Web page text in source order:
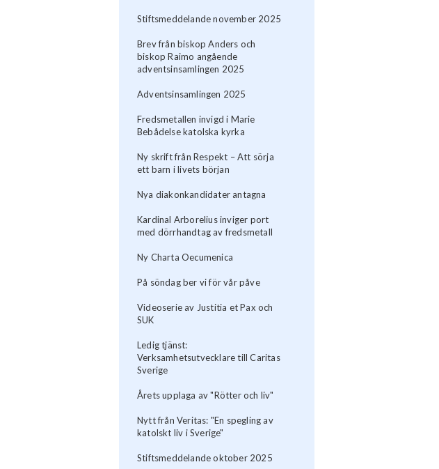
Stiftsmeddelande november 2025
Brev från biskop Anders och
biskop Raimo angående
adventsinsamlingen 2025
Adventsinsamlingen 2025
Fredsmetallen invigd i Marie
Bebådelse katolska kyrka
Ny skrift från Respekt – Att sörja
ett barn i livets början
Nya diakonkandidater antagna
Kardinal Arborelius inviger port
med dörrhandtag av fredsmetall
Ny Charta Oecumenica
På söndag ber vi för vår påve
Videoserie av Justitia et Pax och
SUK
Ledig tjänst:
Verksamhetsutvecklare till Caritas
Sverige
Årets upplaga av "Rötter och liv"
Nytt från Veritas: "En spegling av
katolskt liv i Sverige"
Stiftsmeddelande oktober 2025